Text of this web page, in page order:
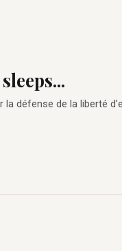
défense de la liberté